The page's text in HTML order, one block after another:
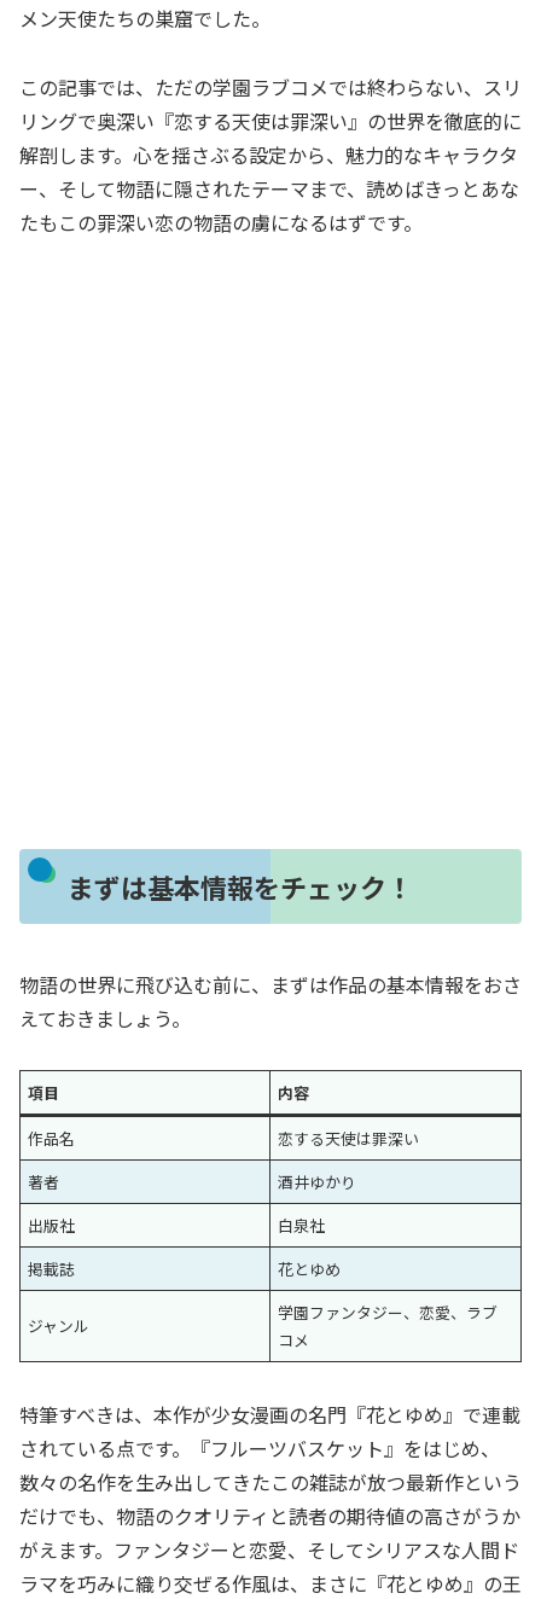
メン天使たちの巣窟でした。
この記事では、ただの学園ラブコメでは終わらない、スリ
リングで奥深い『恋する天使は罪深い』の世界を徹底的に
解剖します。心を揺さぶる設定から、魅力的なキャラクタ
ー、そして物語に隠されたテーマまで、読めばきっとあな
たもこの罪深い恋の物語の虜になるはずです。
まずは基本情報をチェック！
物語の世界に飛び込む前に、まずは作品の基本情報をおさ
えておきましょう。
項目
内容
作品名
恋する天使は罪深い
著者
酒井ゆかり
出版社
白泉社
掲載誌
花とゆめ
ジャンル
学園ファンタジー、恋愛、ラブ
コメ
特筆すべきは、本作が少女漫画の名門『花とゆめ』で連載
されている点です。『フルーツバスケット』をはじめ、
数々の名作を生み出してきたこの雑誌が放つ最新作という
だけでも、物語のクオリティと読者の期待値の高さがうか
がえます。ファンタジーと恋愛、そしてシリアスな人間ド
ラマを巧みに織り交ぜる作風は、まさに『花とゆめ』の王